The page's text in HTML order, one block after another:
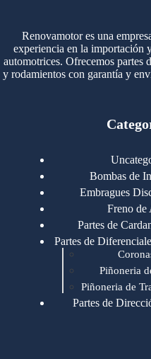
Renovamotor es una
experiencia en la importación
automotrices. Ofrecemos partes
y rodamientos con garantía y
Bombas de
Embragues
Freno de
Partes de
Partes de
Piñoneria
Piñoneria de
Partes de